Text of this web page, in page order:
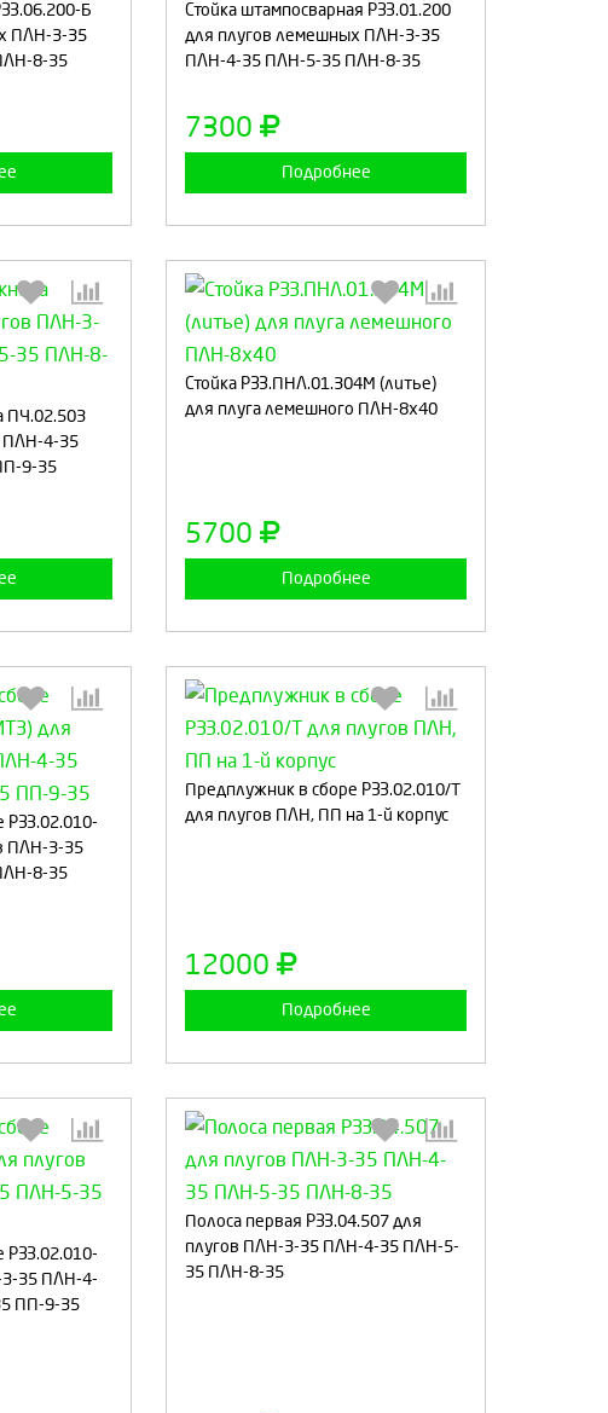
Б
ПЛН-3-35
8-35
Стойка штампосварная РЗЗ.01.200
для плугов лемешных ПЛН-3-35
ПЛН-4-35 ПЛН-5-35 ПЛН-8-35
7300
Подробнее
ПЧ.02.503
ПЛН-4-35
9-35
Стойка РЗЗ.ПНЛ.01.304М (литье)
для плуга лемешного ПЛН-8х40
5700
Подробнее
Выберите количество:
РЗЗ.02.010-
ПЛН-3-35
8-35
Предплужник в сборе РЗЗ.02.010/Т
для плугов ПЛН, ПП на 1-й корпус
12000
Подробнее
Выберите количество:
РЗЗ.02.010-
3-35 ПЛН-4-
ПП-9-35
Полоса первая РЗЗ.04.507 для
плугов ПЛН-3-35 ПЛН-4-35 ПЛН-5-
35 ПЛН-8-35
Выберите количество: